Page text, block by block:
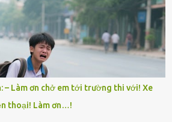
con trai cả là Trí, lúc đó mới chỉ 17 tuổi.
học lớp 12 nhưng đã biết làm ruộng,
từ 4h sáng rồi lại tất tả về đi học. Người
“Thằng Trí học giỏi mà hiền, sau này
có ba cô em gái: Mai, Lan và Hương – ba
mong tụi nhỏ sau này như hoa mai nở
có đẹp mấy cũng cần đất màu, mà nhà
khó. Năm đó, Trí đỗ Đại học Bách
– Làm ơn chở em tới trường thi với! Xe
thoại! Làm ơn…!